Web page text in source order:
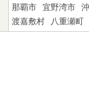
那覇市 宜野湾市
渡嘉敷村
八重瀬町